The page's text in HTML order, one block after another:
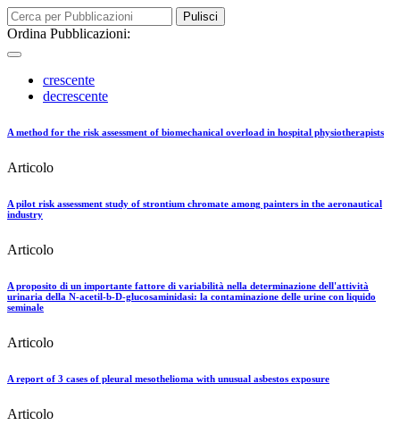
Pulisci
Ordina Pubblicazioni:
crescente
decrescente
A method for the risk assessment of biomechanical overload in hospital physiotherapists
Articolo
A pilot risk assessment study of strontium chromate among painters in the aeronautical
industry
Articolo
A proposito di un importante fattore di variabilità nella determinazione dell'attività
urinaria della N-acetil-b-D-glucosaminidasi: la contaminazione delle urine con liquido
seminale
Articolo
A report of 3 cases of pleural mesothelioma with unusual asbestos exposure
Articolo